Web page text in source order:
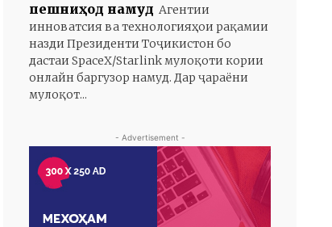
пешниҳод намуд Агентии
инноватсия ва технологияҳои рақамии
назди Президенти Тоҷикистон бо
дастаи SpaceX/Starlink мулоқоти кории
онлайн баргузор намуд. Дар ҷараёни
мулоқот...
- Advertisement -